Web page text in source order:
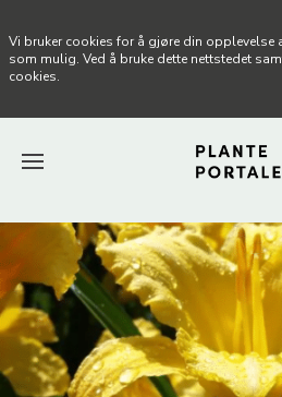
FORSIDEN
NYHETER
ARTIKLER
Vi bruker cookies for å gjøre din opplevelse
som mulig. Ved å bruke dette nettstedet
cookies.